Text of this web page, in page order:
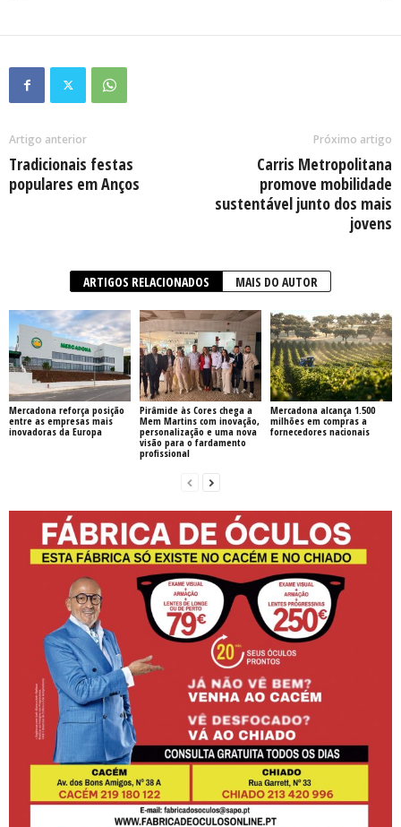
Artigo anterior
Tradicionais festas
populares em Anços
Próximo artigo
Carris Metropolitana
promove mobilidade
sustentável junto dos mais
jovens
ARTIGOS RELACIONADOS MAIS DO AUTOR
Mercadona reforça posição
entre as empresas mais
inovadoras da Europa
Pirâmide às Cores chega a
Mem Martins com inovação,
personalização e uma nova
visão para o fardamento
profissional
Mercadona alcança 1.500
milhões em compras a
fornecedores nacionais